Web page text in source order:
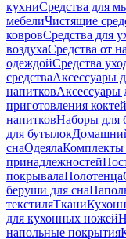
кухниСредства для
мебелиЧистящие
ковровСредства для
воздухаСредства от
одеждойСредства
средстваАксессуары
напитковАксессуары
приготовления
напитковНаборы для
для бутылок
снаОдеялаКомплекты
принадлежностей
покрывалаПолотенца
беруши для сна
текстиляТкани
для кухонных ножей
напольные покрытия